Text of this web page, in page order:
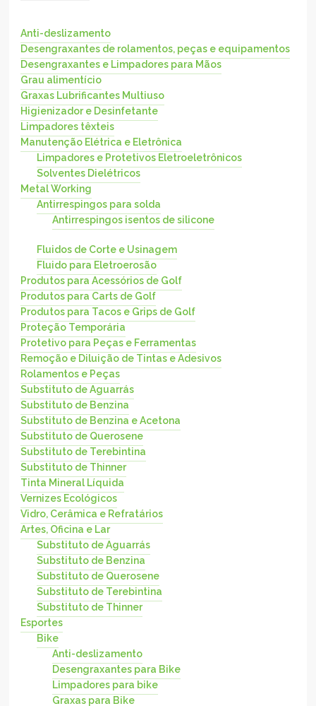
Anti-deslizamento
Desengraxantes de rolamentos, peças e equipamentos
Desengraxantes e Limpadores para Mãos
Grau alimentício
Graxas Lubrificantes Multiuso
Higienizador e Desinfetante
Limpadores têxteis
Manutenção Elétrica e Eletrônica
Limpadores e Protetivos Eletroeletrônicos
Solventes Dielétricos
Metal Working
Antirrespingos para solda
Antirrespingos isentos de silicone
Fluidos de Corte e Usinagem
Fluido para Eletroerosão
Produtos para Acessórios de Golf
Produtos para Carts de Golf
Produtos para Tacos e Grips de Golf
Proteção Temporária
Protetivo para Peças e Ferramentas
Remoção e Diluição de Tintas e Adesivos
Rolamentos e Peças
Substituto de Aguarrás
Substituto de Benzina
Substituto de Benzina e Acetona
Substituto de Querosene
Substituto de Terebintina
Substituto de Thinner
Tinta Mineral Líquida
Vernizes Ecológicos
Vidro, Cerâmica e Refratários
Artes, Oficina e Lar
Substituto de Aguarrás
Substituto de Benzina
Substituto de Querosene
Substituto de Terebintina
Substituto de Thinner
Esportes
Bike
Anti-deslizamento
Desengraxantes para Bike
Limpadores para bike
Graxas para Bike